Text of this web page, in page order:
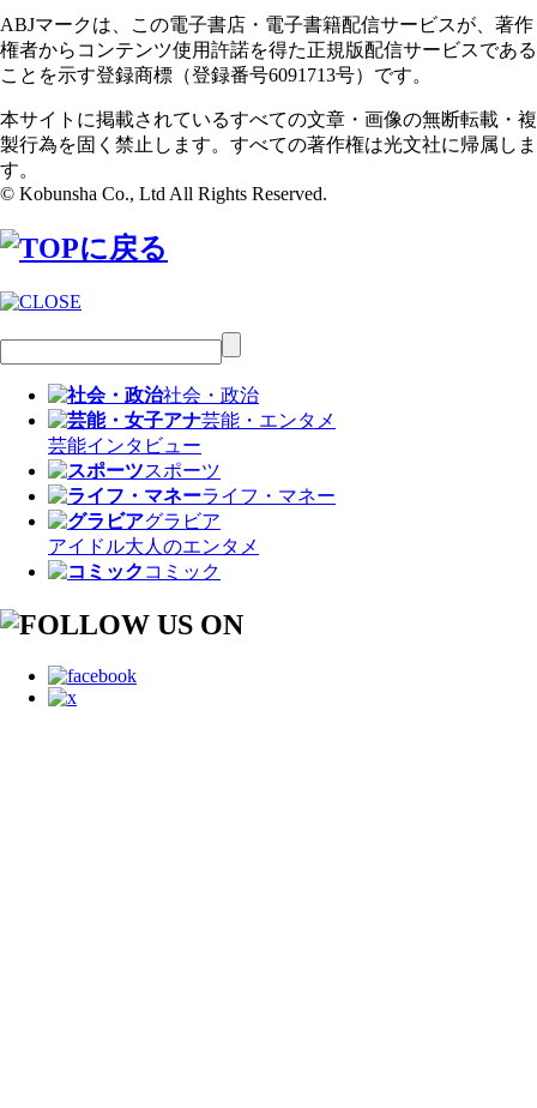
ABJマークは、この電子書店・電子書籍配信サービスが、著作
権者からコンテンツ使用許諾を得た正規版配信サービスである
ことを示す登録商標（登録番号6091713号）です。
本サイトに掲載されているすべての文章・画像の無断転載・複
製行為を固く禁止します。すべての著作権は光文社に帰属しま
す。
© Kobunsha Co., Ltd All Rights Reserved.
社会・政治
芸能・エンタメ
芸能インタビュー
スポーツ
ライフ・マネー
グラビア
アイドル大人のエンタメ
コミック